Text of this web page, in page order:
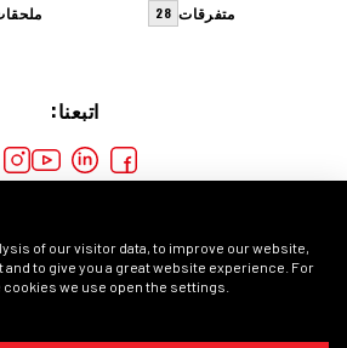
اتبعنا:
متفرقات 28
of our visitor data, to improve our website,
to give you a great website experience. For
we use open the settings.